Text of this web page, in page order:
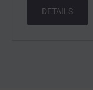
DETAILS